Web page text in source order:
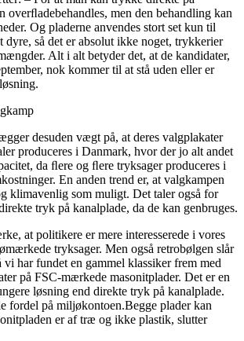
overﬂadebehandles, men den behandling kan
Og pladerne anvendes stort set kun til
dyre, så det er absolut ikke noget, trykkerier
Alt i alt betyder det, at de kandidater,
nok kommer til at stå uden eller er
desuden vægt på, at deres valgplakater
produceres i Danmark, hvor der jo alt andet
da ﬂere og ﬂere tryksager produceres i
En anden trend er, at valgkampen
klimavenlig som muligt. Det taler også for
tryk på kanalplade, da de kan genbruges.
at politikere er mere interesserede i vores
tryksager. Men også retrobølgen slår
har fundet en gammel klassiker frem med
på FSC-mærkede masonitplader. Det er en
løsning end direkte tryk på kanalplade.
fordel på miljøkontoen.Begge plader kan
er af træ og ikke plastik, slutter